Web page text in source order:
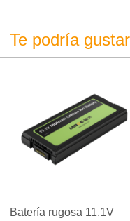
Te podría gustar
Batería rugosa 11.1V